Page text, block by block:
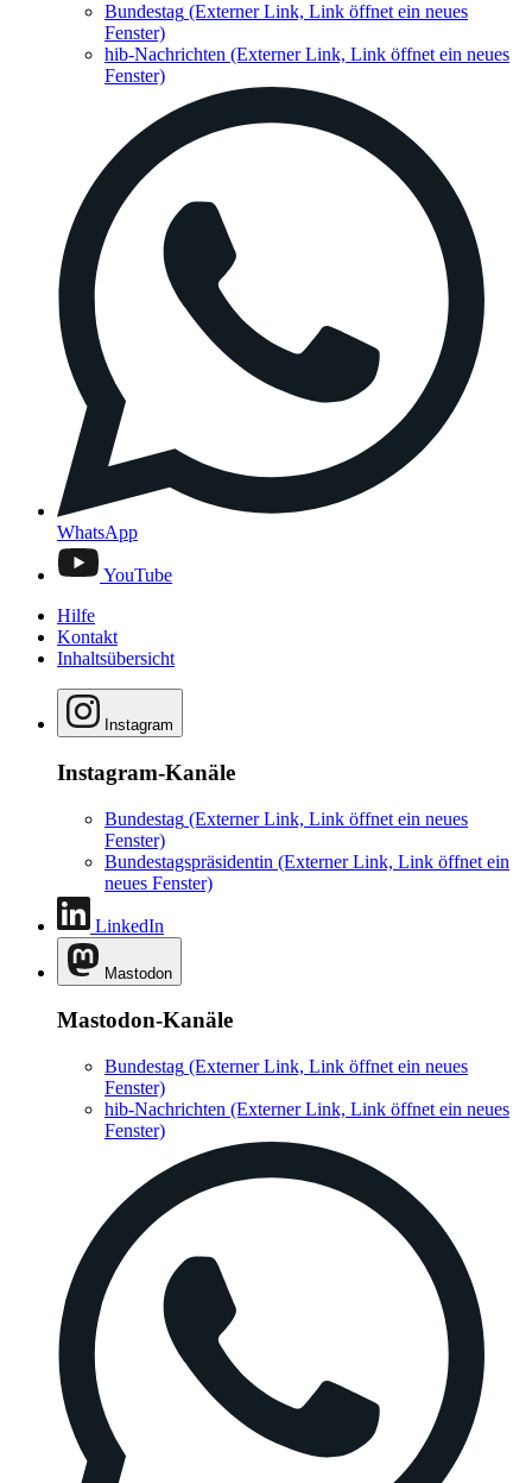
Bundestag (Externer Link, Link öffnet ein neues
Fenster)
hib-Nachrichten (Externer Link, Link öffnet ein neues
Fenster)
WhatsApp
YouTube
Hilfe
Kontakt
Inhaltsübersicht
Instagram
Instagram-Kanäle
Bundestag (Externer Link, Link öffnet ein neues
Fenster)
Bundestagspräsidentin (Externer Link, Link öffnet ein
neues Fenster)
LinkedIn
Mastodon
Mastodon-Kanäle
Bundestag (Externer Link, Link öffnet ein neues
Fenster)
hib-Nachrichten (Externer Link, Link öffnet ein neues
Fenster)